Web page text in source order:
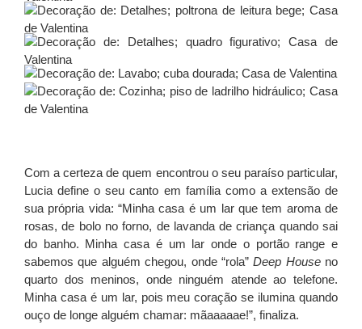
Com a certeza de quem encontrou o seu paraíso particular,
Lucia define o seu canto em família como a extensão de
sua própria vida: “Minha casa é um lar que tem aroma de
rosas, de bolo no forno, de lavanda de criança quando sai
do banho. Minha casa é um lar onde o portão range e
sabemos que alguém chegou, onde “rola”Deep Houseno
quarto dos meninos, onde ninguém atende ao telefone.
Minha casa é um lar, pois meu coração se ilumina quando
ouço de longe alguém chamar: mãaaaaae!”, finaliza.